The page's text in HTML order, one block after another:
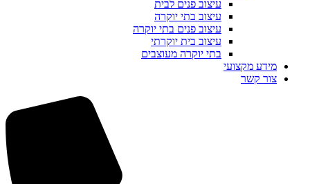
עיצוב פנים לבית
עיצוב בתי יוקרה
עיצוב פנים בתי יוקרה
עיצוב בית יוקרתי
בתי יוקרה מעוצבים
מידע מקצועי
צור קשר